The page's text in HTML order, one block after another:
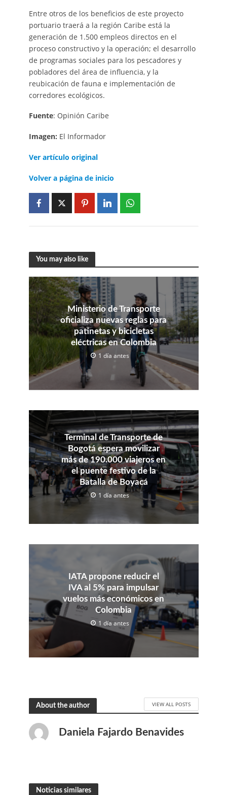
Entre otros de los beneficios de este proyecto
portuario traerá a la región Caribe está la
generación de 1.500 empleos directos en el
proceso constructivo y la operación; el desarrollo
de programas sociales para los pescadores y
pobladores del área de influencia, y la
reubicación de fauna e implementación de
corredores ecológicos.
Fuente: Opinión Caribe
Imagen: El Informador
Ver artículo original
Volver a página de inicio
You may also like
Ministerio de Transporte
oficializa nuevas reglas para
patinetas y bicicletas
eléctricas en Colombia
1 día antes
Terminal de Transporte de
Bogotá espera movilizar
más de 190.000 viajeros en
el puente festivo de la
Batalla de Boyacá
1 día antes
IATA propone reducir el
IVA al 5% para impulsar
vuelos más económicos en
Colombia
1 día antes
About the author VIEW ALL POSTS
Daniela Fajardo Benavides
Noticias similares